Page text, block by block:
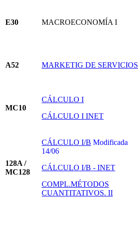
E30 MACROECONOMÍA I
A52 MARKETIG DE SERVICIOS
MC10
CÁLCULO I
CÁLCULO I INET
128A /
MC128
CÁLCULO I/B Modificada
14/06
CÁLCULO I/B - INET
COMPL.MÉTODOS
CUANTITATIVOS. II